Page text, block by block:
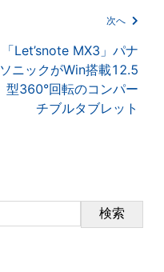
次へ
「Let’snote MX3」パナ
ソニックがWin搭載12.5
型360°回転のコンパー
チブルタブレット
検索